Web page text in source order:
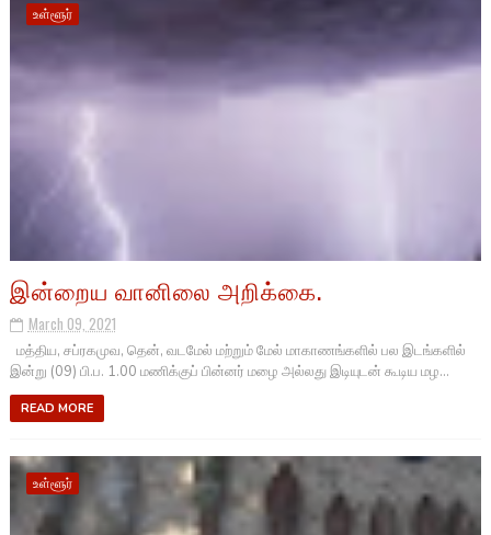
உள்ளூர்
இன்றைய வானிலை அறிக்கை.
March 09, 2021
மத்திய, சப்ரகமுவ, தென், வடமேல் மற்றும் மேல் மாகாணங்களில் பல இடங்களில்
இன்று (09) பி.ப. 1.00 மணிக்குப் பின்னர் மழை அல்லது இடியுடன் கூடிய மழ...
READ MORE
உள்ளூர்